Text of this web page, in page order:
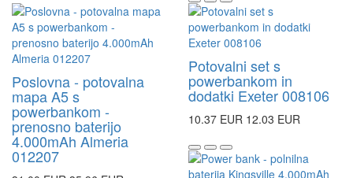
Poslovna - potovalna
mapa A5 s
powerbankom -
prenosno baterijo
4.000mAh Almeria
012207
Potovalni set s
powerbankom in
dodatki Exeter 008106
10.37 EUR 12.03 EUR